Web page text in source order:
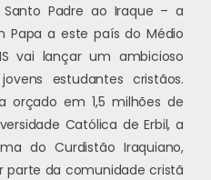
Padre ao Iraque – a
Papa a este país do Médio
vai lançar um ambicioso
estudantes cristãos.
orçado em 1,5 milhões de
Católica de Erbil, a
do Curdistão Iraquiano,
parte da comunidade cristã